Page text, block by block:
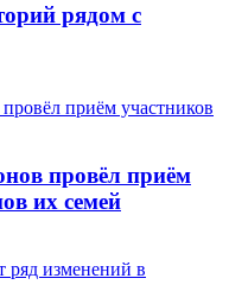
рядом с
провёл приём
их семей